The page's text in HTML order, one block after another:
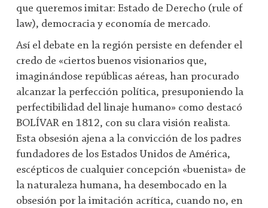
que queremos imitar: Estado de Derecho (rule of
law), democracia y economía de mercado.
Así el debate en la región persiste en defender el
credo de «ciertos buenos visionarios que,
imaginándose repúblicas aéreas, han procurado
alcanzar la perfección política, presuponiendo la
perfectibilidad del linaje humano» como destacó
BOLÍVAR en 1812, con su clara visión realista.
Esta obsesión ajena a la convicción de los padres
fundadores de los Estados Unidos de América,
escépticos de cualquier concepción «buenista» de
la naturaleza humana, ha desembocado en la
obsesión por la imitación acrítica, cuando no, en